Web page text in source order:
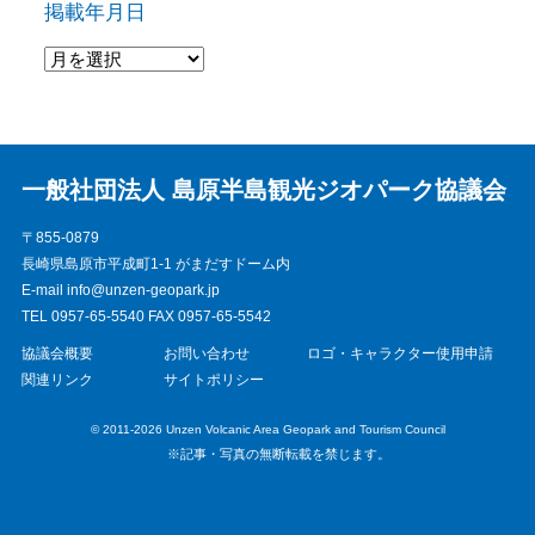
掲載年月日
協議会概要 お問い合わせ
ロゴ・キャラクター使用申請
関連リンク
サイトポリシー
© 2011-2026 Unzen Volcanic Area Geopark and Tourism Council
※記事・写真の無断転載を禁じます。
一般社団法人 島原半島観光ジオパーク協議会
〒855-0879
長崎県島原市平成町1-1 がまだすドーム内
E-mail info@unzen-geopark.jp
TEL 0957-65-5540 FAX 0957-65-5542